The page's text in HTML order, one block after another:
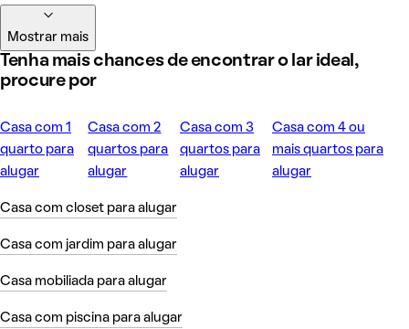
Mostrar mais
Tenha mais chances de encontrar o lar ideal,
procure por
Casa com 1
quarto para
alugar
Casa com 2
quartos para
alugar
Casa com 3
quartos para
alugar
Casa com 4 ou
mais quartos para
alugar
Casa com closet para alugar
Casa com jardim para alugar
Casa mobiliada para alugar
Casa com piscina para alugar